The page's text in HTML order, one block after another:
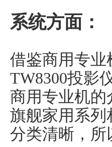
系统方面：
借鉴商用专业
TW8300投影
商用专业机的
旗舰家用系列
分类清晰，所